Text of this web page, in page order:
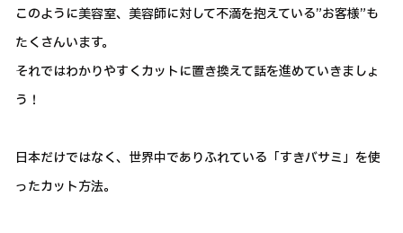
このように美容室、美容師に対して不満を抱えている”お客様”も
たくさんいます。
それではわかりやすくカットに置き換えて話を進めていきましょ
う！
日本だけではなく、世界中でありふれている「すきバサミ」を使
ったカット方法。